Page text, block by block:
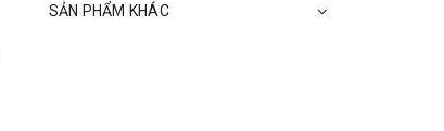
SẢN PHẨM KHÁC